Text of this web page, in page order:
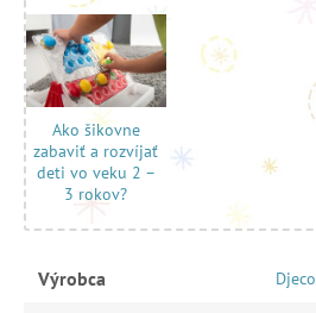
Ako šikovne
zabaviť a rozvíjať
deti vo veku 2 –
3 rokov?
Výrobca Djeco